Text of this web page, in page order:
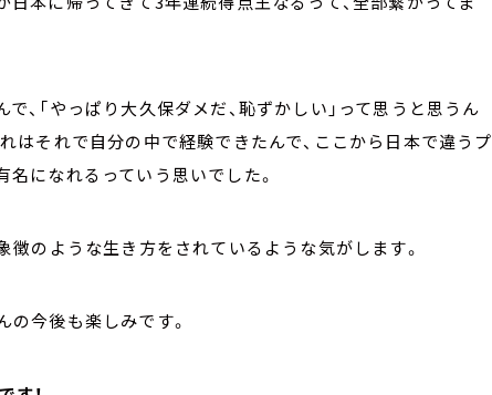
、「やっぱり大久保ダメだ、恥ずかしい」って思うと思うん
はそれで自分の中で経験できたんで、ここから日本で違うプ
になれるっていう思いでした。
のような生き方をされているような気がします。
の今後も楽しみです。